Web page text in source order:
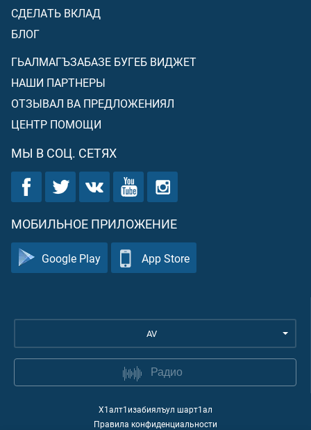
СДЕЛАТЬ ВКЛАД
БЛОГ
ГЬАЛМАГЪЗАБАЗЕ БУГЕБ ВИДЖЕТ
НАШИ ПАРТНЕРЫ
ОТЗЫВАЛ ВА ПРЕДЛОЖЕНИЯЛ
ЦЕНТР ПОМОЩИ
МЫ В СОЦ. СЕТЯХ
МОБИЛЬНОЕ ПРИЛОЖЕНИЕ
Google Play App Store
AV
Радио
Х1алт1изабиялъул шарт1ал
Правила конфиденциальности